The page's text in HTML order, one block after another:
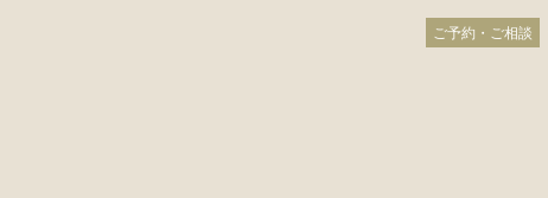
ご予約・ご相談